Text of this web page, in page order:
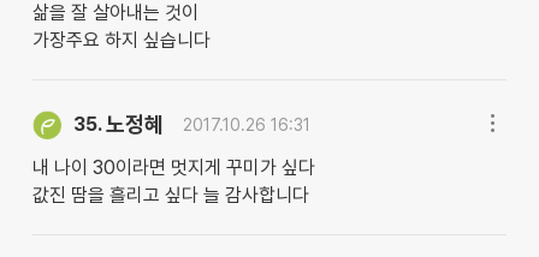
삶을 잘 살아내는 것이
가장주요 하지 싶습니다
35.노정혜 2017.10.26 16:31
내 나이 30이라면 멋지게 꾸미가 싶다
값진 땀을 흘리고 싶다 늘 감사합니다